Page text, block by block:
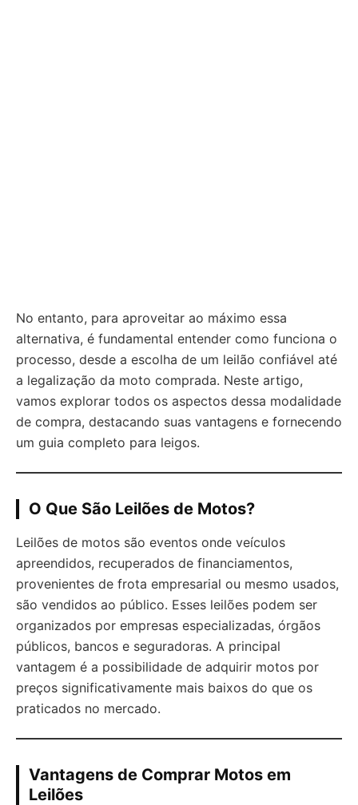
No entanto, para aproveitar ao máximo essa
alternativa, é fundamental entender como funciona o
processo, desde a escolha de um leilão confiável até
a legalização da moto comprada. Neste artigo,
vamos explorar todos os aspectos dessa modalidade
de compra, destacando suas vantagens e fornecendo
um guia completo para leigos.
O Que São Leilões de Motos?
Leilões de motos são eventos onde veículos
apreendidos, recuperados de financiamentos,
provenientes de frota empresarial ou mesmo usados,
são vendidos ao público. Esses leilões podem ser
organizados por empresas especializadas, órgãos
públicos, bancos e seguradoras. A principal
vantagem é a possibilidade de adquirir motos por
preços significativamente mais baixos do que os
praticados no mercado.
Vantagens de Comprar Motos em
Leilões